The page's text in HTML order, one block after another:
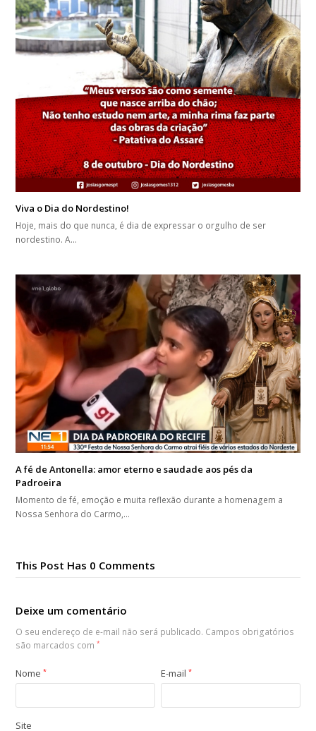
Viva o Dia do Nordestino!
Hoje, mais do que nunca, é dia de expressar o orgulho de ser
nordestino. A…
A fé de Antonella: amor eterno e saudade aos pés da
Padroeira
Momento de fé, emoção e muita reflexão durante a homenagem a
Nossa Senhora do Carmo,…
This Post Has 0 Comments
Deixe um comentário
O seu endereço de e-mail não será publicado. Campos obrigatórios
são marcados com*
Nome* E-mail*
Site